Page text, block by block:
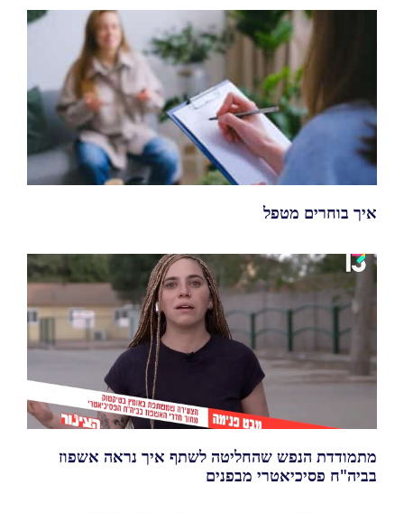
איך בוחרים מטפל
מתמודדת הנפש שהחליטה לשתף איך נראה אשפוז
בביה"ח פסיכיאטרי מבפנים